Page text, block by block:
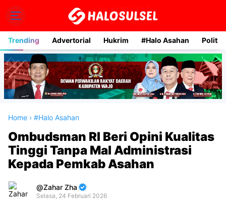
Trending Advertorial Hukrim #Halo Asahan Politik
Home › #Halo Asahan
Ombudsman RI Beri Opini Kualitas
Tinggi Tanpa Mal Administrasi
Kepada Pemkab Asahan
Zahar Zha
Selasa, 24 Februari 2026